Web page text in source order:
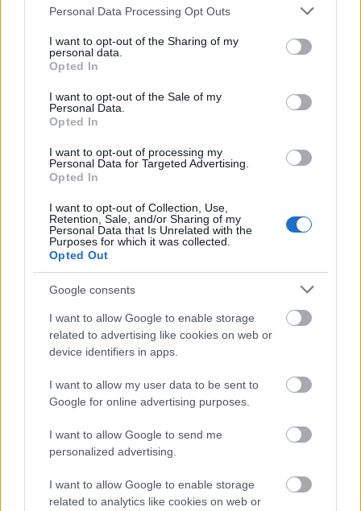
Please note that this website/app uses one or more Google
not limited to your visit or usage behaviour. You may click to
grant or deny consent to Google and its third-party tags to
use your data for below specified purposes in below Google
consent section.
Personal Data Processing Opt Outs
I want to opt-out of the Sharing of my
personal data.
Opted In
I want to opt-out of the Sale of my
Personal Data.
Opted In
I want to opt-out of processing my
Personal Data for Targeted Advertising.
Opted In
I want to opt-out of Collection, Use,
Retention, Sale, and/or Sharing of my
Personal Data that Is Unrelated with the
Purposes for which it was collected.
Opted Out
Google consents
I want to allow Google to enable storage
related to advertising like cookies on web or
device identifiers in apps.
I want to allow my user data to be sent to
Google for online advertising purposes.
I want to allow Google to send me
personalized advertising.
I want to allow Google to enable storage
related to analytics like cookies on web or
Még a nagykövet is bringázik a
munkába!
2014. április 23.
nagykövetet! Nemrég volt lehetőségünk találkozni
vele. Egyből egy interjút is készítettünk a holland
bicikliznek a munkába, viszik bringán a gyerekeket
suliba, hogyan vásárolnak be…